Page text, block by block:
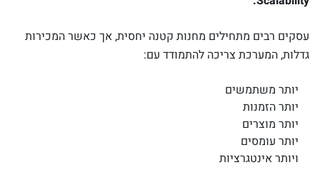
עסקים רבים מתחילים מחנות קטנה יחסית, אך כאשר המכירות
גדלות, המערכת צריכה להתמודד עם:
יותר משתמשים
יותר הזמנות
יותר מוצרים
יותר עומסים
ויותר אינטגרציות